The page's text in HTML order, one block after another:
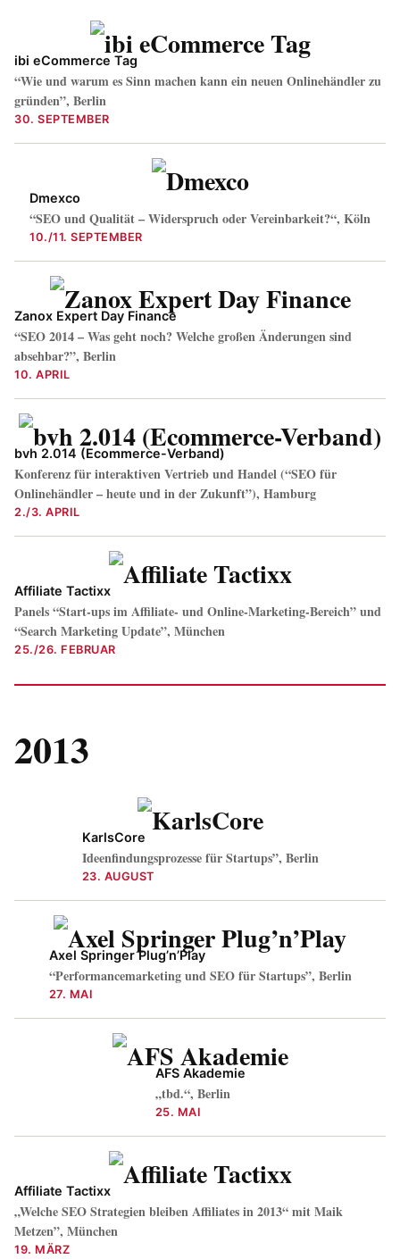
ibi eCommerce Tag
“Wie und warum es Sinn machen kann ein neuen Onlinehändler zu
gründen”, Berlin
30. SEPTEMBER
Dmexco
“SEO und Qualität – Widerspruch oder Vereinbarkeit?“, Köln
10./11. SEPTEMBER
Zanox Expert Day Finance
“SEO 2014 – Was geht noch? Welche großen Änderungen sind
absehbar?”, Berlin
10. APRIL
bvh 2.014 (Ecommerce-Verband)
Konferenz für interaktiven Vertrieb und Handel (“SEO für
Onlinehändler – heute und in der Zukunft”), Hamburg
2./3. APRIL
Affiliate Tactixx
Panels “Start-ups im Affiliate- und Online-Marketing-Bereich” und
“Search Marketing Update”, München
25./26. FEBRUAR
2013
KarlsCore
Ideenfindungsprozesse für Startups”, Berlin
23. AUGUST
Axel Springer Plug’n’Play
“Performancemarketing und SEO für Startups”, Berlin
27. MAI
AFS Akademie
„tbd.“, Berlin
25. MAI
Affiliate Tactixx
„Welche SEO Strategien bleiben Affiliates in 2013“ mit Maik
Metzen”, München
19. MÄRZ